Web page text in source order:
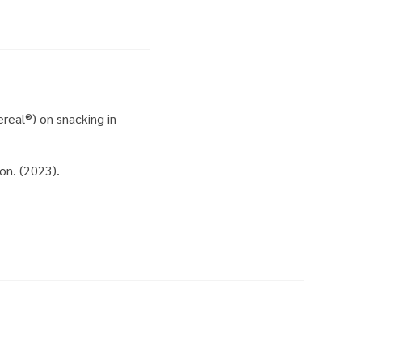
on snacking in
(2023).